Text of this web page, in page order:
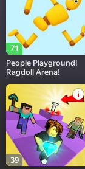
71
People Playground!
Ragdoll Arena!
39